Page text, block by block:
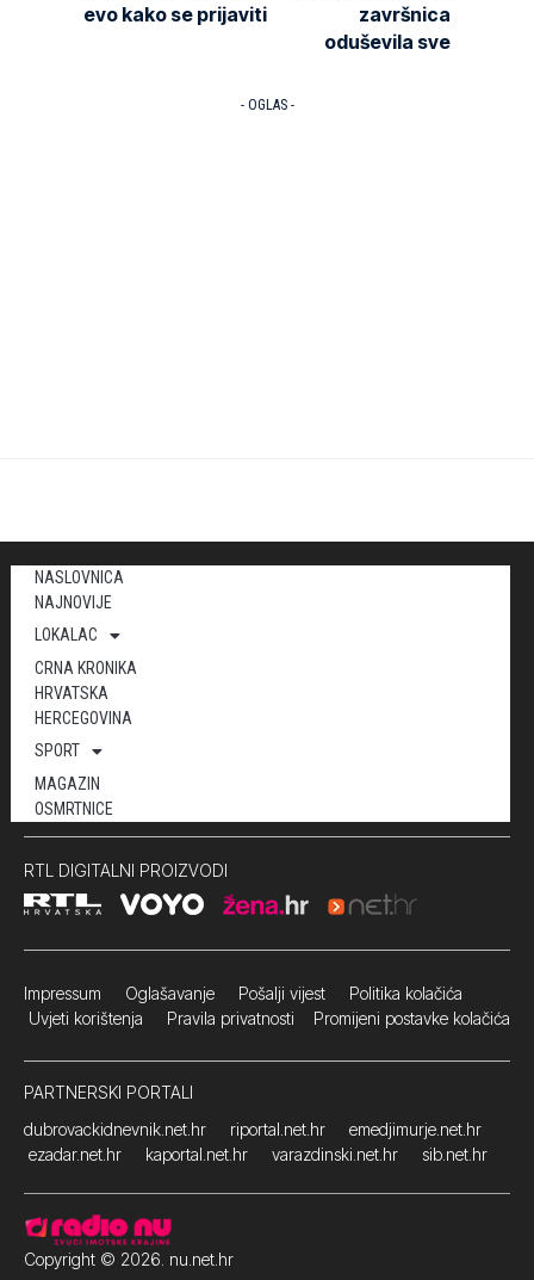
evo kako se prijaviti
završnica
oduševila sve
- OGLAS -
NASLOVNICA
NAJNOVIJE
LOKALAC
CRNA KRONIKA
HRVATSKA
HERCEGOVINA
SPORT
MAGAZIN
OSMRTNICE
RTL DIGITALNI PROIZVODI
Impressum Oglašavanje Pošalji vijest Politika kolačića
Uvjeti korištenja Pravila privatnosti Promijeni postavke kolačića
PARTNERSKI PORTALI
dubrovackidnevnik.net.hr
riportal.net.hr
emedjimurje.net.hr
ezadar.net.hr
kaportal.net.hr varazdinski.net.hr sib.net.hr
Copyright © 2026. nu.net.hr